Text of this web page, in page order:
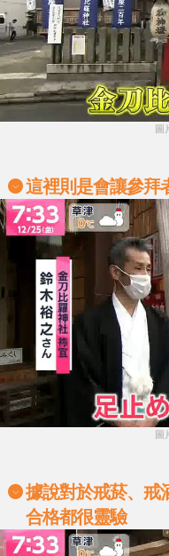
這裡則是會讓參拜
據說對於戒菸、戒
合格都很靈驗